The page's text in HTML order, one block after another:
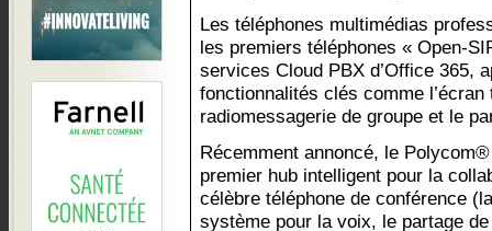
Les téléphones multimédias
les premiers téléphones « Open-
services Cloud PBX d’Office 365,
fonctionnalités clés comme l’écran
radiomessagerie de groupe et le
Récemment annoncé, le
premier hub intelligent pour la
célèbre téléphone de conférence
système pour la voix, le partage